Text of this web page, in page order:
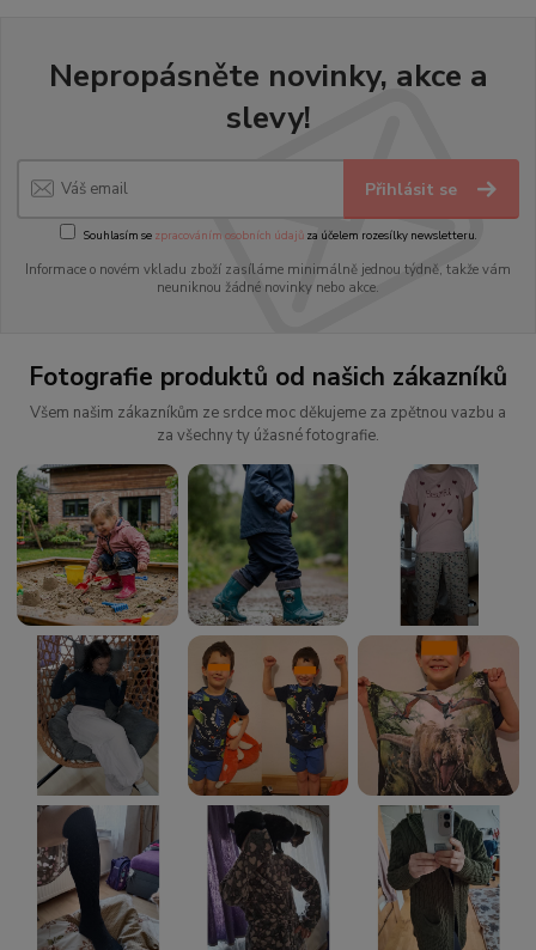
Nepropásněte novinky, akce a
slevy!
Přihlásit se
Souhlasím se zpracováním osobních údajůza účelem rozesílky newsletteru.
Informace o novém vkladu zboží zasíláme minimálně jednou týdně, takže vám
neuniknou žádné novinky nebo akce.
Fotografie produktů od našich zákazníků
Všem našim zákazníkům ze srdce moc děkujeme za zpětnou vazbu a
za všechny ty úžasné fotografie.